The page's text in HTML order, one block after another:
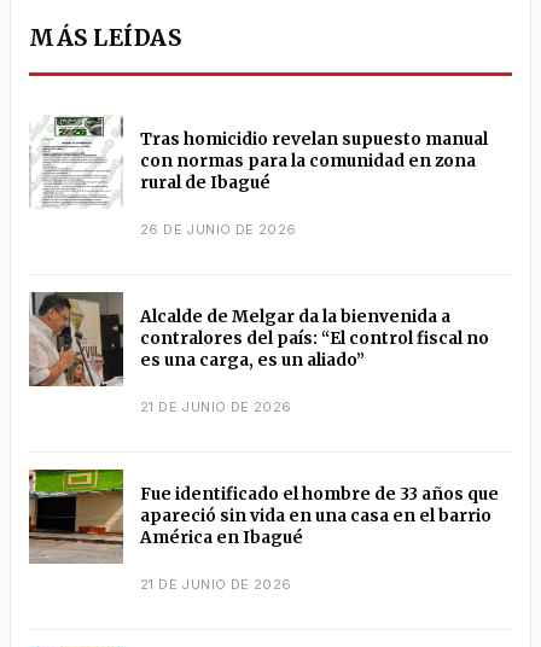
MÁS LEÍDAS
Tras homicidio revelan supuesto manual
con normas para la comunidad en zona
rural de Ibagué
26 DE JUNIO DE 2026
Alcalde de Melgar da la bienvenida a
contralores del país: “El control fiscal no
es una carga, es un aliado”
21 DE JUNIO DE 2026
Fue identificado el hombre de 33 años que
apareció sin vida en una casa en el barrio
América en Ibagué
21 DE JUNIO DE 2026